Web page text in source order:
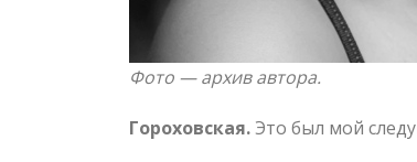
Фото — архив автора.
Гороховская. Это был мой